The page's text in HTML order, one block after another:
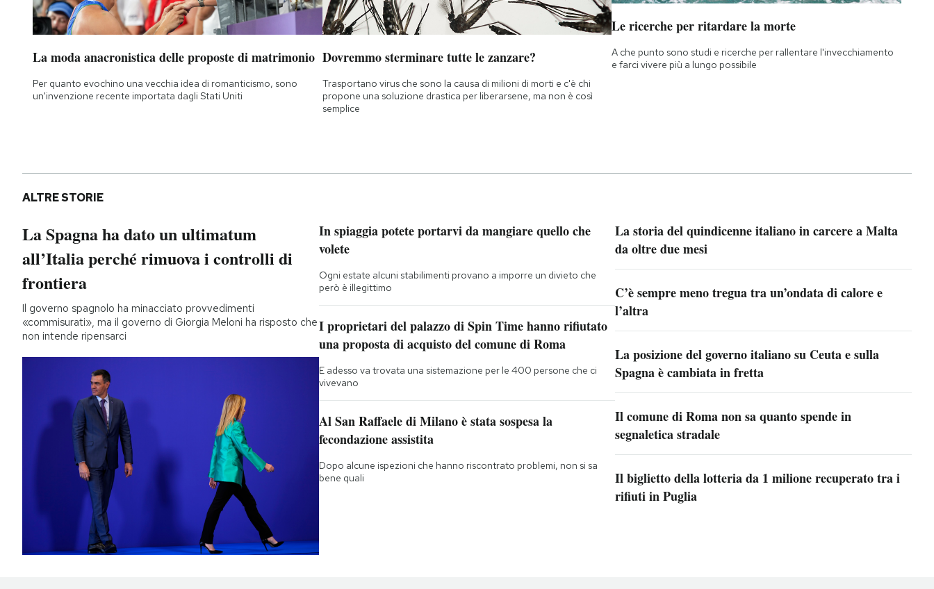
La moda anacronistica delle proposte di matrimonio
Per quanto evochino una vecchia idea di romanticismo, sono
un'invenzione recente importata dagli Stati Uniti
Dovremmo sterminare tutte le zanzare?
Trasportano virus che sono la causa di milioni di morti e c'è chi
propone una soluzione drastica per liberarsene, ma non è così
semplice
Le ricerche per ritardare la morte
A che punto sono studi e ricerche per rallentare l'invecchiamento
e farci vivere più a lungo possibile
ALTRE STORIE
La Spagna ha dato un ultimatum
all’Italia perché rimuova i controlli di
frontiera
Il governo spagnolo ha minacciato provvedimenti
«commisurati», ma il governo di Giorgia Meloni ha risposto che
non intende ripensarci
In spiaggia potete portarvi da mangiare quello che
volete
Ogni estate alcuni stabilimenti provano a imporre un divieto che
però è illegittimo
I proprietari del palazzo di Spin Time hanno rifiutato
una proposta di acquisto del comune di Roma
E adesso va trovata una sistemazione per le 400 persone che ci
vivevano
Al San Raffaele di Milano è stata sospesa la
fecondazione assistita
Dopo alcune ispezioni che hanno riscontrato problemi, non si sa
bene quali
La storia del quindicenne italiano in carcere a Malta
da oltre due mesi
C’è sempre meno tregua tra un’ondata di calore e
l’altra
La posizione del governo italiano su Ceuta e sulla
Spagna è cambiata in fretta
Il comune di Roma non sa quanto spende in
segnaletica stradale
Il biglietto della lotteria da 1 milione recuperato tra i
rifiuti in Puglia